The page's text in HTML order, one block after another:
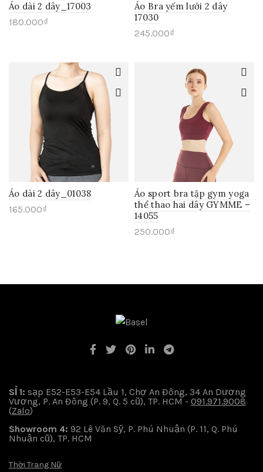
Áo dài 2 dây_17003
180.000₫
Áo Bra yếm lưới 2 dây
17030
245.000₫
Áo dài 2 dây_01038
165.000₫
Áo sport bra tập gym yoga
thể thao hai dây GYMME –
14055
250.000₫
SỈ 1: sạp E52-E53-E54 Lầu 1, Chợ An Đông, 34 An Dương
Vương, P. An Đông (P. 9, Q. 5 cũ), TP. HCM - 091.971.9008
(Zalo)
Showroom 4: 92 Lê Văn Sỹ, P. Phú Nhuận (P. 11, Q. Phú
Nhuận cũ), TP. HCM
Thời Trang Nữ